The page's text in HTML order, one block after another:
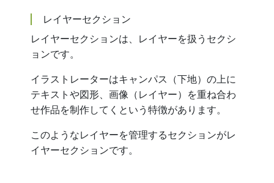
レイヤーセクション
レイヤーセクションは、レイヤーを扱うセクシ
ョンです。
イラストレーターはキャンパス（下地）の上に
テキストや図形、画像（レイヤー）を重ね合わ
せ作品を制作してくという特徴があります。
このようなレイヤーを管理するセクションがレ
イヤーセクションです。